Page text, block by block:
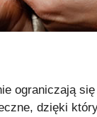
ograniczają
dzięki